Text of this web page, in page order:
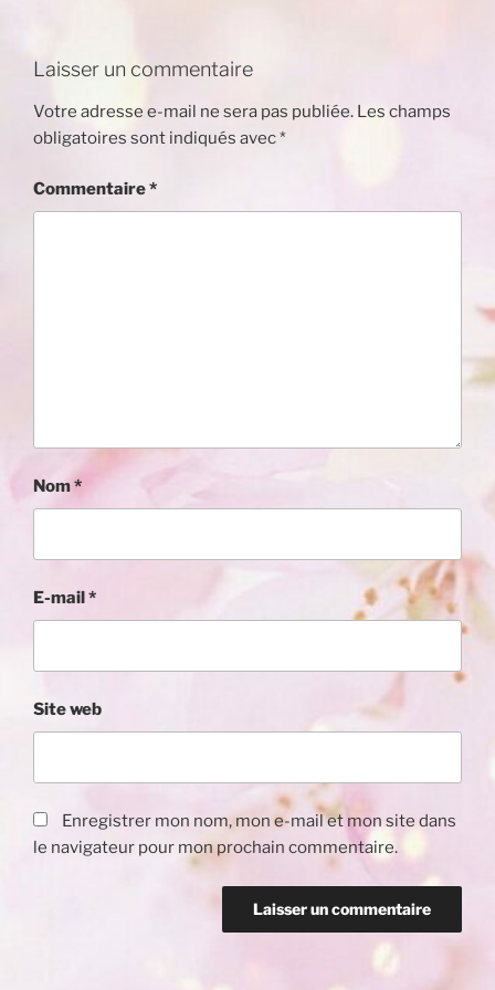
Laisser un commentaire
Votre adresse e-mail ne sera pas publiée. Les champs
obligatoires sont indiqués avec*
Commentaire*
Nom*
E-mail *
Site web
Enregistrer mon nom, mon e-mail et mon site dans
le navigateur pour mon prochain commentaire.